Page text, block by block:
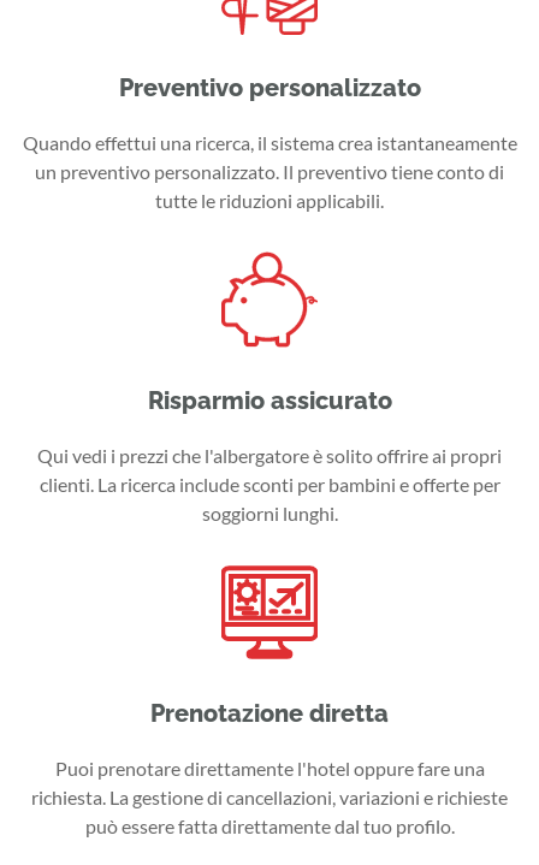
Preventivo personalizzato
Quando effettui una ricerca, il sistema crea istantaneamente
un preventivo personalizzato. Il preventivo tiene conto di
tutte le riduzioni applicabili.
Risparmio assicurato
Qui vedi i prezzi che l'albergatore è solito offrire ai propri
clienti. La ricerca include sconti per bambini e offerte per
soggiorni lunghi.
Prenotazione diretta
Puoi prenotare direttamente l'hotel oppure fare una
richiesta. La gestione di cancellazioni, variazioni e richieste
può essere fatta direttamente dal tuo profilo.